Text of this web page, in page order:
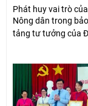
Phát huy vai trò
Nông dân trong
tảng tư tưởng của